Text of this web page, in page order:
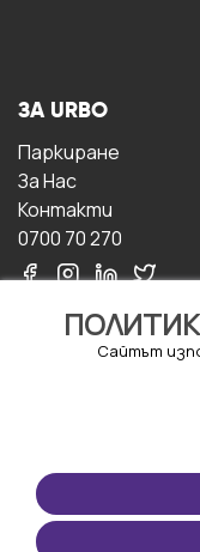
Сайтът
ЗА URBO
Паркиране
За Hас
Контакти
0700 70 270
ПОЛЗВАНЕ
Правила и условия
ползване